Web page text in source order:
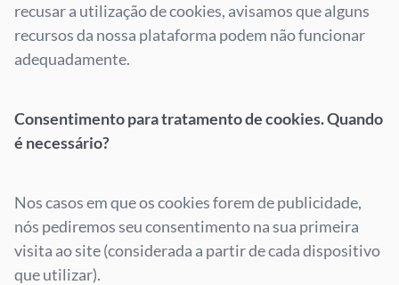
recusar a utilização de cookies, avisamos que alguns
recursos da nossa plataforma podem não funcionar
adequadamente.
Consentimento para tratamento de cookies. Quando
é necessário?
Nos casos em que os cookies forem de publicidade,
nós pediremos seu consentimento na sua primeira
visita ao site (considerada a partir de cada dispositivo
que utilizar).